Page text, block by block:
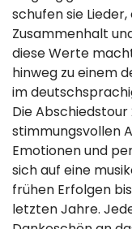
schufen sie
Zusammenhalt
diese Werte
hinweg zu einem
im
Die
stimmungsvollen
Emotionen und
sich auf eine
frühen Erfolgen
letzten Jahre.